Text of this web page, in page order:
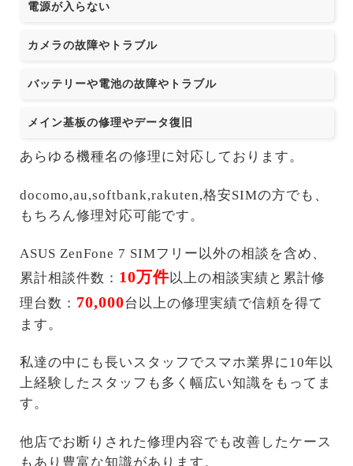
電源が入らない
カメラの故障やトラブル
バッテリーや電池の故障やトラブル
メイン基板の修理やデータ復旧
あらゆる機種名の修理に対応しております。
docomo,au,softbank,rakuten,格安SIMの方でも、
もちろん修理対応可能です。
ASUS ZenFone 7 SIMフリー以外の相談を含め、
累計相談件数： 10万件以上の相談実績と累計修
理台数： 70,000台以上の修理実績で信頼を得て
ます。
私達の中にも長いスタッフでスマホ業界に10年以
上経験したスタッフも多く幅広い知識をもってま
す。
他店でお断りされた修理内容でも改善したケース
もあり豊富な知識があります。